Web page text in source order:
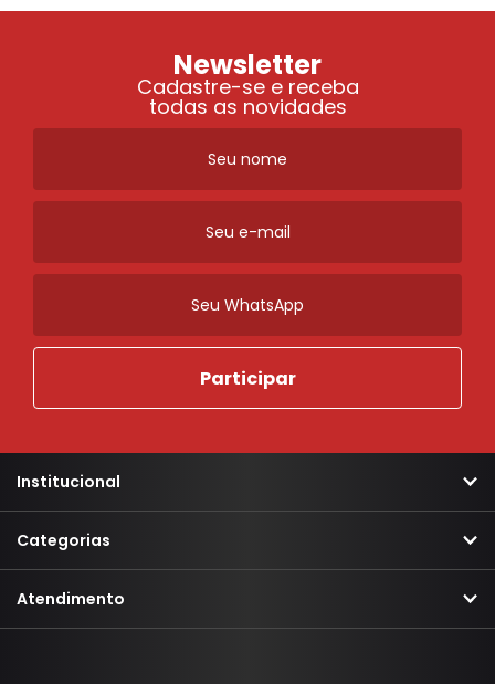
Newsletter
Cadastre-se e receba
todas as novidades
Institucional
Categorias
Atendimento